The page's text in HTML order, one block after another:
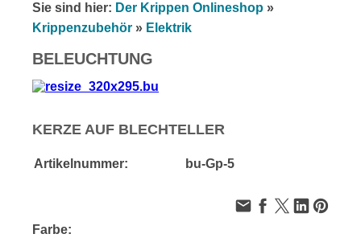
Sie sind hier: Der Krippen Onlineshop »
Krippenzubehör » Elektrik
BELEUCHTUNG
KERZE AUF BLECHTELLER
Artikelnummer: bu-Gp-5
Farbe: